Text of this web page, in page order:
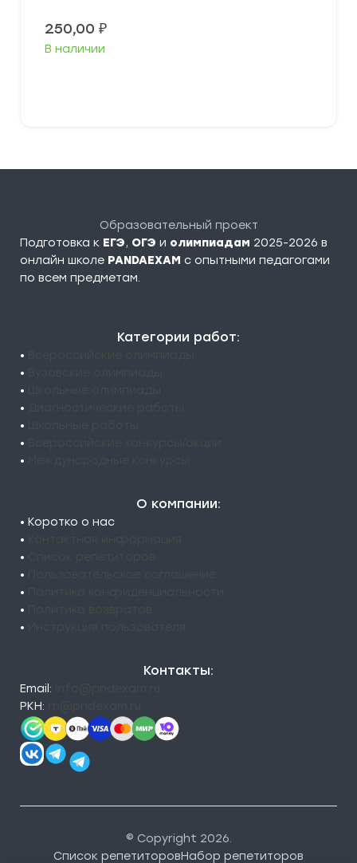
250,00 ₽
В наличии
Образовательный проект
Подготовка к ЕГЭ, ОГЭ и олимпиадам 2025-2026 в
онлайн школе PANDAEXAM c опытными педагогами
по всем предметам.
Категории работ:
•
•
•
•
•
•
•
О компании:
• Коротко о нас
•
•
•
•
•
•
Контакты:
Email:
РКН:
© Copyright 2026.
Список репетиторовНабор репетиторов